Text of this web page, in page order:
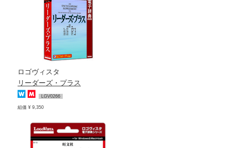
ロゴヴィスタ
リーダーズ・プラス
LGV0266
組価 ¥ 9,350